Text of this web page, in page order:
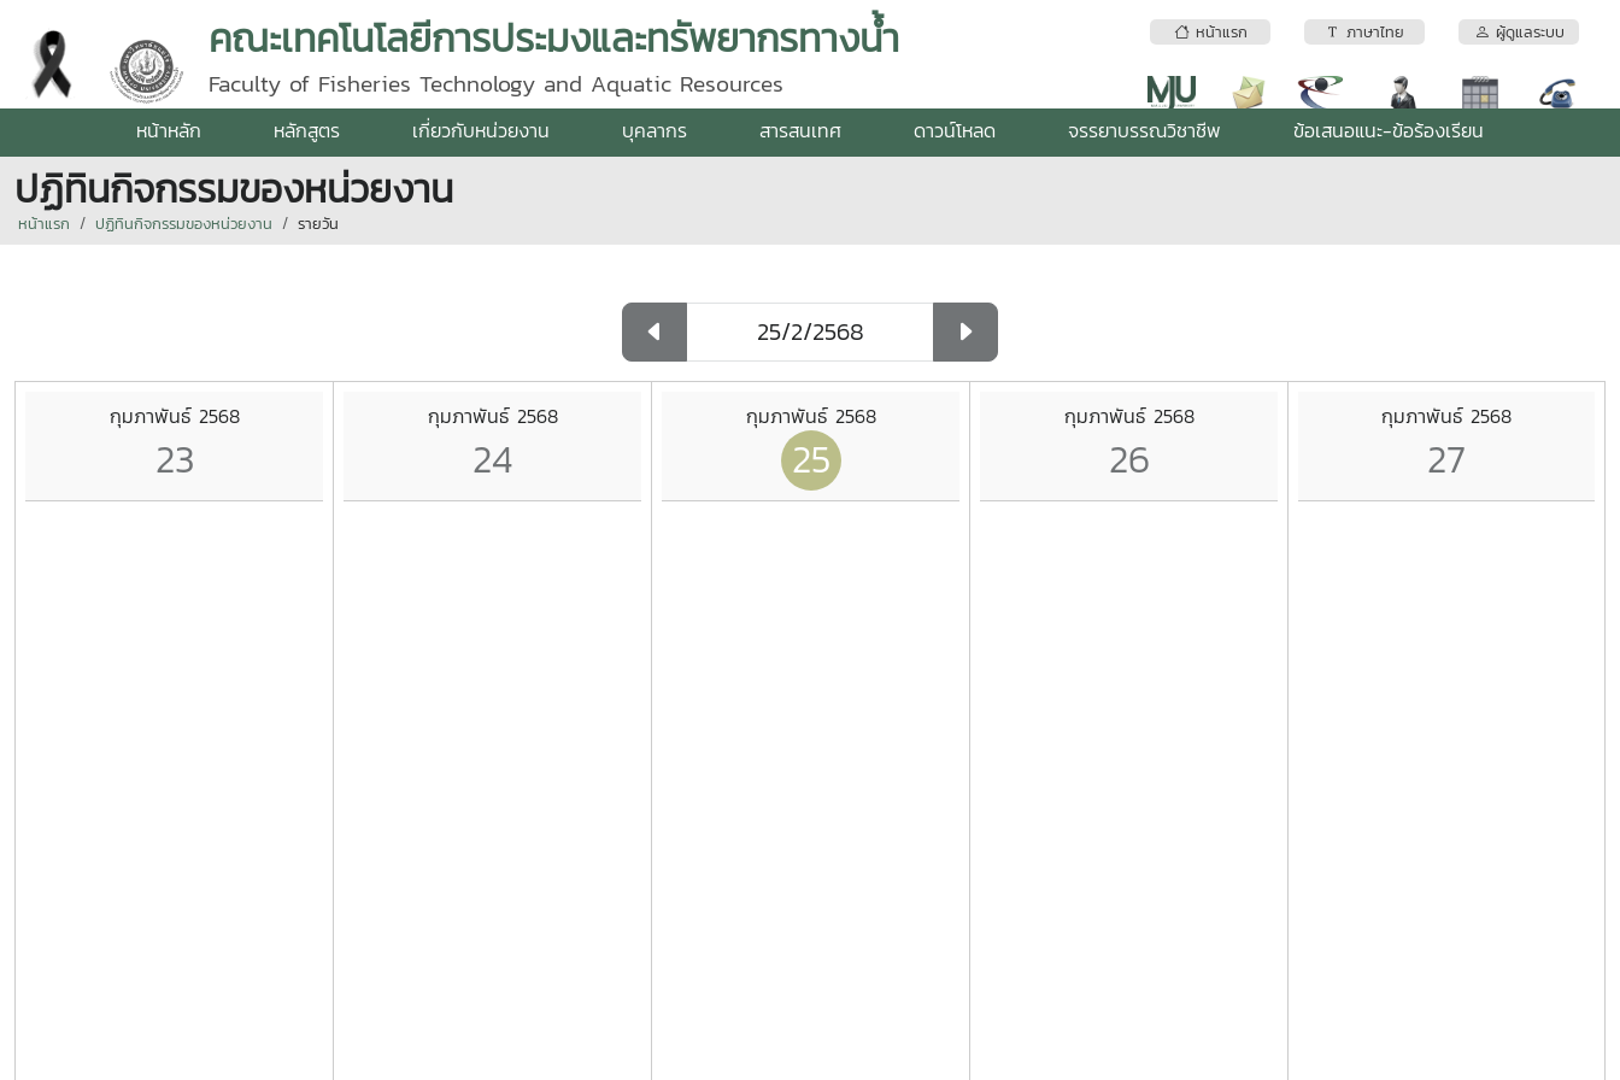
หน้าแรก ภาษาไทย ผู้ดูแลระบบ
คณะเทคโนโลยีการประมงและทรัพยากรทางน้ำ
Faculty of Fisheries Technology and Aquatic Resources
หน้าหลัก หลักสูตร เกี่ยวกับหน่วยงาน บุคลากร สารสนเทศ ดาวน์โหลด จรรยาบรรณวิชาชีพ ข้อเสนอแนะ-ข้อร้องเรียน
ปฏิทินกิจกรรมของหน่วยงาน
หน้าแรก ปฏิทินกิจกรรมของหน่วยงาน รายวัน
กุมภาพันธ์ 2568
23
กุมภาพันธ์ 2568
24
กุมภาพันธ์ 2568
25
กุมภาพันธ์ 2568
26
กุมภาพันธ์ 2568
27